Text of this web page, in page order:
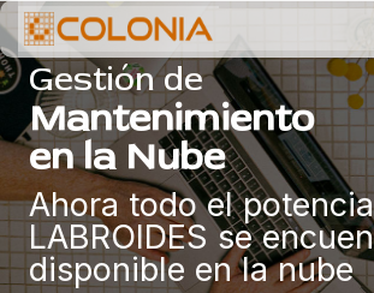
Gestión de
Mantenimiento
en la Nube
Ahora todo el
LABROIDES se
disponible en la nube